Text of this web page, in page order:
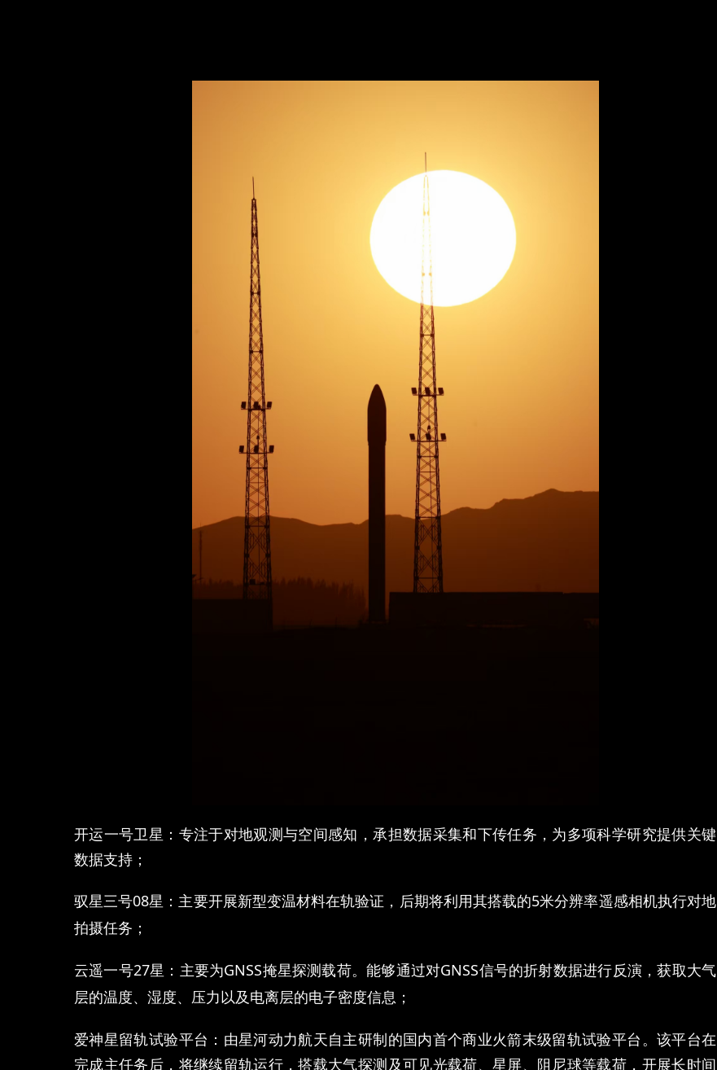
开运一号卫星：专注于对地观测与空间感知，承担数据采集和下传任务，为多项科学研究提供关键
数据支持；
驭星三号08星：主要开展新型变温材料在轨验证，后期将利用其搭载的5米分辨率遥感相机执行对地
拍摄任务；
云遥一号27星：主要为GNSS掩星探测载荷。能够通过对GNSS信号的折射数据进行反演，获取大气
层的温度、湿度、压力以及电离层的电子密度信息；
爱神星留轨试验平台：由星河动力航天自主研制的国内首个商业火箭末级留轨试验平台。该平台在
完成主任务后，将继续留轨运行，搭载大气探测及可见光载荷、星屏、阻尼球等载荷，开展长时间